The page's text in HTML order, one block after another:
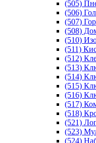
(505)
(506)
(507)
(508)
(510)
(511)
(512)
(513)
(514)
(515)
(516)
(517)
(518)
(521)
(523)
(524)